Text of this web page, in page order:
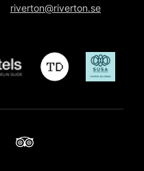
riverton@riverton.se